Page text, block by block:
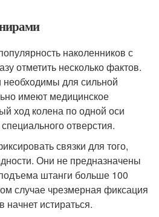
наколенников с
отметить несколько фактов.
для сильной
имеют медицинское
ход колена по одной оси
отверстия.
связки для того,
Они не предназначены
штанги больше 100
случае чрезмерная фиксация
начнет истираться.